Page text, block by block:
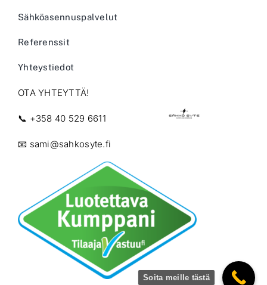
Sähköasennuspalvelut
Referenssit
Yhteystiedot
OTA YHTEYTTÄ!
📞 +358 40 529 6611
📧 sami@sahkosyte.fi
Soita meille tästä